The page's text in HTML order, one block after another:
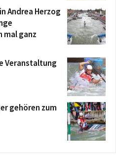
Andrea Herzog
mal ganz
Veranstaltung
gehören zum